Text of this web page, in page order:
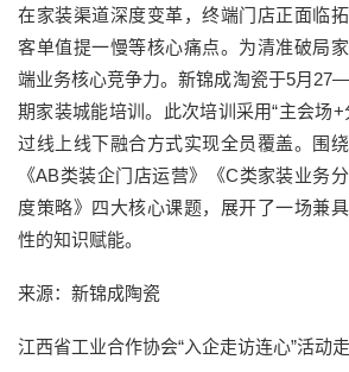
在家装渠道深度变革，终端门店正面临拓
客单值提一慢等核心痛点。为清准破局
端业务核心竞争力。新锦成淘瓷于5月
期家装城能培训。此次培训采用“主会场
过线上线下融合方式实现全员覆盖。围
《AB类装企门店运营》《C类家装业务
度策略》四大核心课题，展开了一场兼
性的知识赋能。
来源：新锦成陶瓷
江西省工业合作协会“入企走访连心”活动